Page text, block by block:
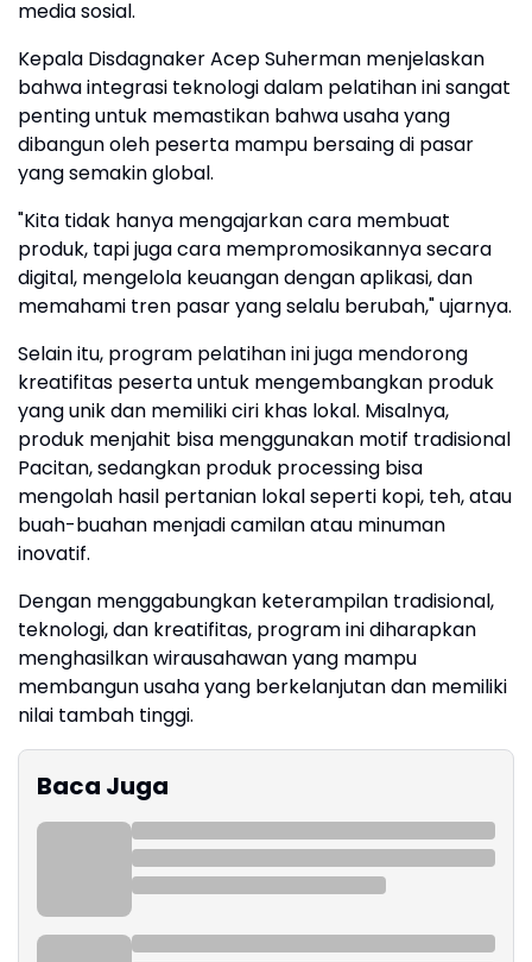
media sosial.
Kepala Disdagnaker Acep Suherman menjelaskan
bahwa integrasi teknologi dalam pelatihan ini sangat
penting untuk memastikan bahwa usaha yang
dibangun oleh peserta mampu bersaing di pasar
yang semakin global.
"Kita tidak hanya mengajarkan cara membuat
produk, tapi juga cara mempromosikannya secara
digital, mengelola keuangan dengan aplikasi, dan
memahami tren pasar yang selalu berubah," ujarnya.
Selain itu, program pelatihan ini juga mendorong
kreatifitas peserta untuk mengembangkan produk
yang unik dan memiliki ciri khas lokal. Misalnya,
produk menjahit bisa menggunakan motif tradisional
Pacitan, sedangkan produk processing bisa
mengolah hasil pertanian lokal seperti kopi, teh, atau
buah-buahan menjadi camilan atau minuman
inovatif.
Dengan menggabungkan keterampilan tradisional,
teknologi, dan kreatifitas, program ini diharapkan
menghasilkan wirausahawan yang mampu
membangun usaha yang berkelanjutan dan memiliki
nilai tambah tinggi.
Baca Juga